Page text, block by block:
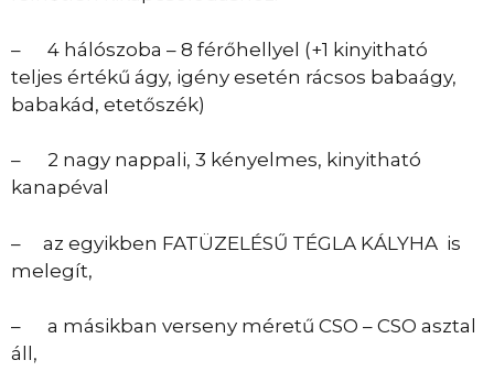
– 4 hálószoba – 8 férőhellyel (+1 kinyitható
teljes értékű ágy, igény esetén rácsos babaágy,
babakád, etetőszék)
– 2 nagy nappali, 3 kényelmes, kinyitható
kanapéval
– az egyikben FATÜZELÉSŰ TÉGLA KÁLYHA is
melegít,
– a másikban verseny méretű CSO – CSO asztal
áll,